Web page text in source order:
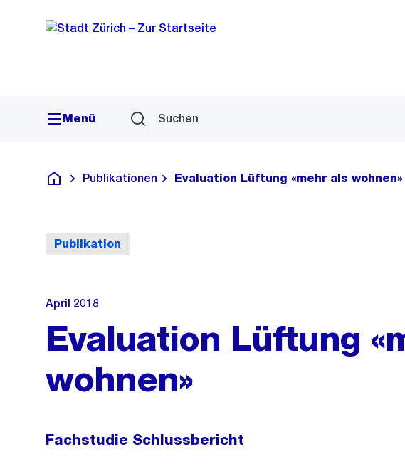
Navigation
Sprunglink
Menü Suchen
Deutsch
Publikationen Evaluation Lüftung «mehr als wohnen»
Publikation
April 2018
Evaluation Lüftung
wohnen»
Fachstudie Schlussbericht